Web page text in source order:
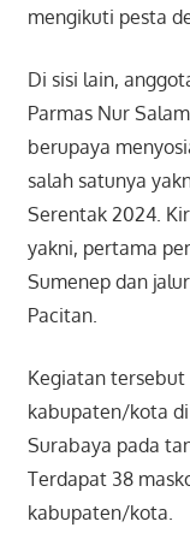
mengikuti pesta
Di sisi lain,
Parmas Nur
berupaya
salah satunya
Serentak 2024.
yakni, pertama
Sumenep dan
Pacitan.
Kegiatan tersebut
kabupaten/kota
Surabaya pada
Terdapat 38
kabupaten/kota.